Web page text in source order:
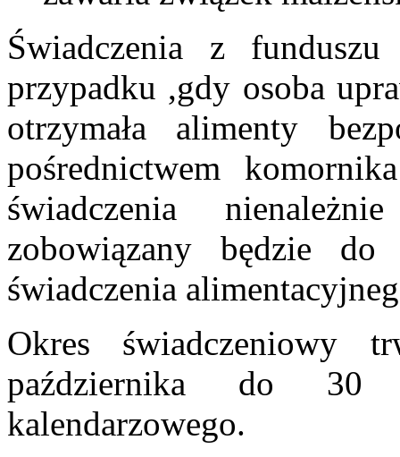
Świadczenia z
przypadku ,gdy osoba
otrzymała alimenty
pośrednictwem
świadczenia
zobowiązany będzie do
świadczenia
Okres
października do 30
kalendarzowego.